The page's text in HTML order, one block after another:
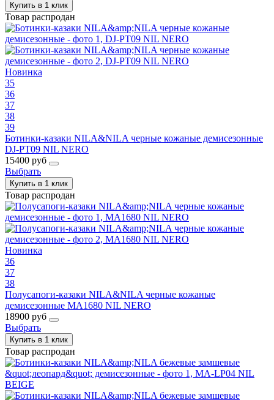
Купить в 1 клик
Товар распродан
Новинка
35
36
37
38
39
Ботинки-казаки NILA&NILA черные кожаные демисезонные
DJ-PT09 NIL NERO
15400 руб
Выбрать
Купить в 1 клик
Товар распродан
Новинка
36
37
38
Полусапоги-казаки NILA&NILA черные кожаные
демисезонные MA1680 NIL NERO
18900 руб
Выбрать
Купить в 1 клик
Товар распродан